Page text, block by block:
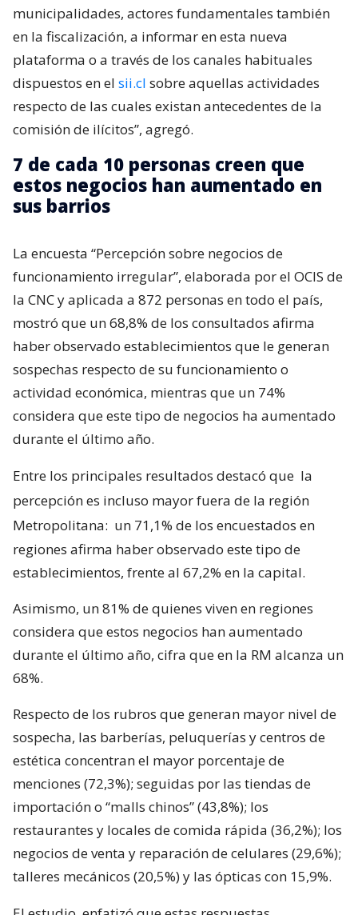
municipalidades, actores fundamentales también
en la fiscalización, a informar en esta nueva
plataforma o a través de los canales habituales
dispuestos en el sii.cl sobre aquellas actividades
respecto de las cuales existan antecedentes de la
comisión de ilícitos”, agregó.
7 de cada 10 personas creen que
estos negocios han aumentado en
sus barrios
La encuesta “Percepción sobre negocios de
funcionamiento irregular”, elaborada por el OCIS de
la CNC y aplicada a 872 personas en todo el país,
mostró que un 68,8% de los consultados afirma
haber observado establecimientos que le generan
sospechas respecto de su funcionamiento o
actividad económica, mientras que un 74%
considera que este tipo de negocios ha aumentado
durante el último año.
Entre los principales resultados destacó que la
percepción es incluso mayor fuera de la región
Metropolitana: un 71,1% de los encuestados en
regiones afirma haber observado este tipo de
establecimientos, frente al 67,2% en la capital.
Asimismo, un 81% de quienes viven en regiones
considera que estos negocios han aumentado
durante el último año, cifra que en la RM alcanza un
68%.
Respecto de los rubros que generan mayor nivel de
sospecha, las barberías, peluquerías y centros de
estética concentran el mayor porcentaje de
menciones (72,3%); seguidas por las tiendas de
importación o “malls chinos” (43,8%); los
restaurantes y locales de comida rápida (36,2%); los
negocios de venta y reparación de celulares (29,6%);
talleres mecánicos (20,5%) y las ópticas con 15,9%.